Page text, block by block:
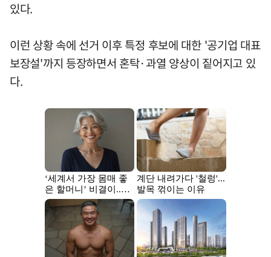
있다.
이런 상황 속에 선거 이후 특정 후보에 대한 '공기업 대표
보장설'까지 등장하면서 혼탁·과열 양상이 짙어지고 있
다.